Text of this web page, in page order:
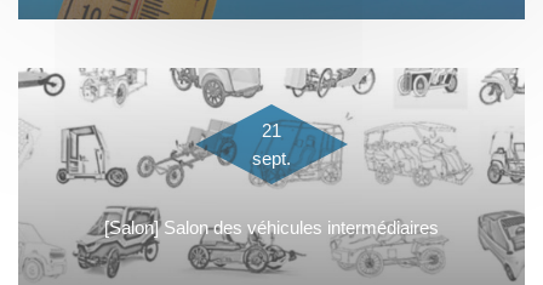
21
sept.
[Salon] Salon des véhicules intermédiaires